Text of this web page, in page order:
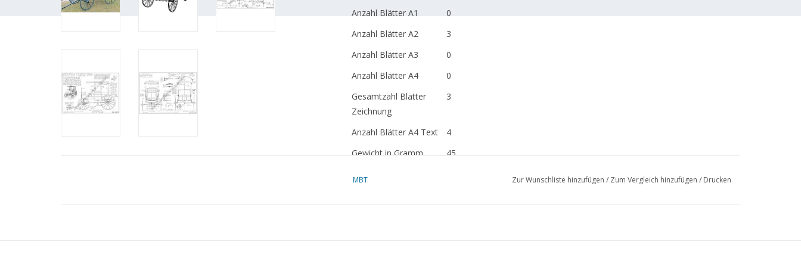
Anzahl Blätter A1
0
Anzahl Blätter A2
3
Anzahl Blätter A3
0
Anzahl Blätter A4
0
Gesamtzahl Blätter
Zeichnung
3
Anzahl Blätter A4 Text
4
Gewicht in Gramm
45
MBT Zur Wunschliste hinzufügen / Zum Vergleich hinzufügen / Drucken